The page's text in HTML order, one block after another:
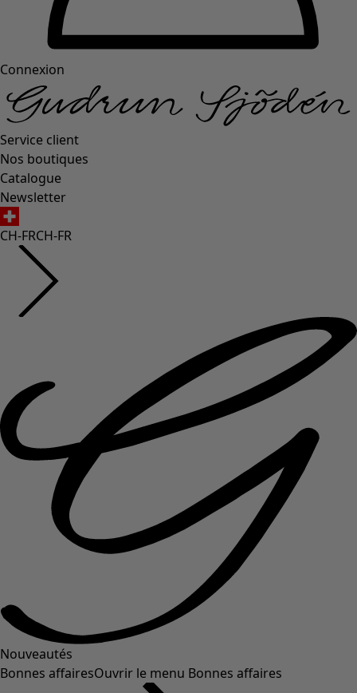
Connexion
Service client
Nos boutiques
Catalogue
Newsletter
CH-FRCH-FR
Nouveautés
Bonnes affairesOuvrir le menu Bonnes affaires